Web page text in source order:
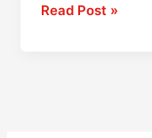
Read Post »